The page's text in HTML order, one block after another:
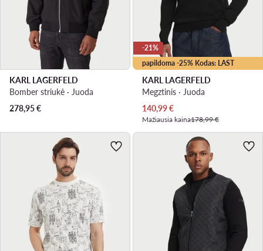
KARL LAGERFELD
Bomber striukė · Juoda
278,95€
papildoma -25% Kodas: LAST
-21%
KARL LAGERFELD
Megztinis · Juoda
Dabartinė kaina
140,99€
Mažiausia kaina178,99 €